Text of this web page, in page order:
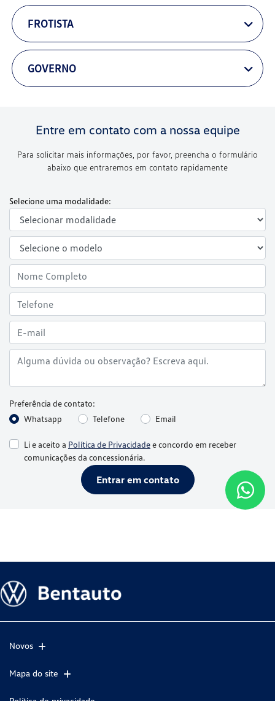
FROTISTA
GOVERNO
Entre em contato com a nossa equipe
Para solicitar mais informações, por favor, preencha o formulário
abaixo que entraremos em contato rapidamente
Selecione uma modalidade:
Preferência de contato:
Whatsapp
Telefone Email
Li e aceito a Política de Privacidadee concordo em receber
comunicações da concessionária.
Entrar em contato
Novos
Mapa do site